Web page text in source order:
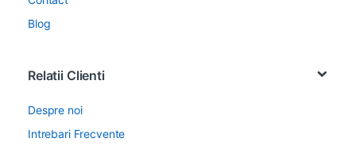
Blog
Relatii Clienti
Despre noi
Intrebari Frecvente